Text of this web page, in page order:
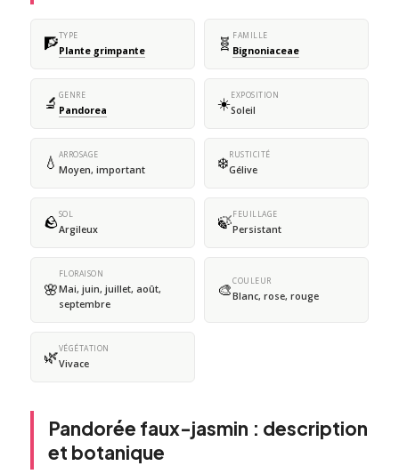
🧗TYPE
Plante grimpante 🧬 FAMILLE
Bignoniaceae
🔬 GENRE
Pandorea ☀️EXPOSITION
Soleil
💧 ARROSAGE
Moyen, important ❄️RUSTICITÉ
Gélive
🪨SOL
Argileux 🍃FEUILLAGE
Persistant
🌸
FLORAISON
Mai, juin, juillet, août,
septembre
🎨COULEUR
Blanc, rose, rouge
🌿VÉGÉTATION
Vivace
Pandorée faux-jasmin : description
et botanique